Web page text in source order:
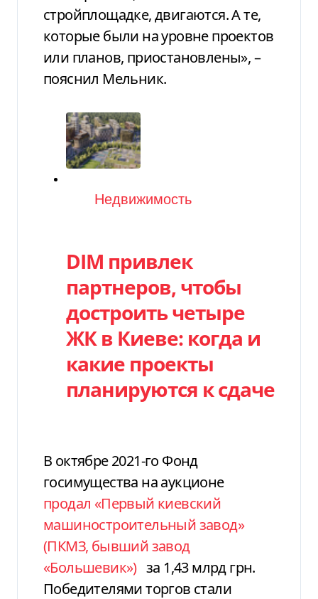
стройплощадке, двигаются. А те,
которые были на уровне проектов
или планов, приостановлены», –
пояснил Мельник.
Категория
Недвижимость
DIM привлек
партнеров, чтобы
достроить четыре
ЖК в Киеве: когда и
какие проекты
планируются к сдаче
В октябре 2021-го Фонд
госимущества на аукционе
продал «Первый киевский
машиностроительный завод»
(ПКМЗ, бывший завод
«Большевик») за 1,43 млрд грн.
Победителями торгов стали